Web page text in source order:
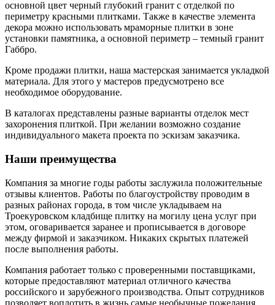
основной цвет черный глубокий гранит с отделкой по
периметру красными плитками. Также в качестве элемента
декора можно использовать мраморные плитки в зоне
установки памятника, а основной периметр – темный гранит
Габбро.
Кроме продажи плитки, наша мастерская занимается укладкой
материала. Для этого у мастеров предусмотрено все
необходимое оборудование.
В каталогах представлены разные варианты отделок мест
захоронения плиткой. При желании возможно создание
индивидуального макета проекта по эскизам заказчика.
Наши преимущества
Компания за многие годы работы заслужила положительные
отзывы клиентов. Работы по благоустройству проводим в
разных районах города, в том числе укладываем на
Троекуровском кладбище плитку на могилу цена услуг при
этом, оговаривается заранее и прописывается в договоре
между фирмой и заказчиком. Никаких скрытых платежей
после выполнения работы.
Компания работает только с проверенными поставщиками,
которые предоставляют материал отличного качества
российского и зарубежного производства. Опыт сотрудников
позволяет воплотить в жизнь самые необычные пожелания